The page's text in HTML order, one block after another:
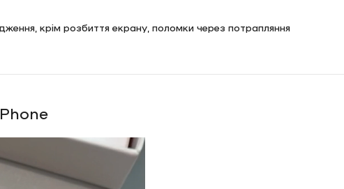
крім розбиття екрану, поломки через потрапляння